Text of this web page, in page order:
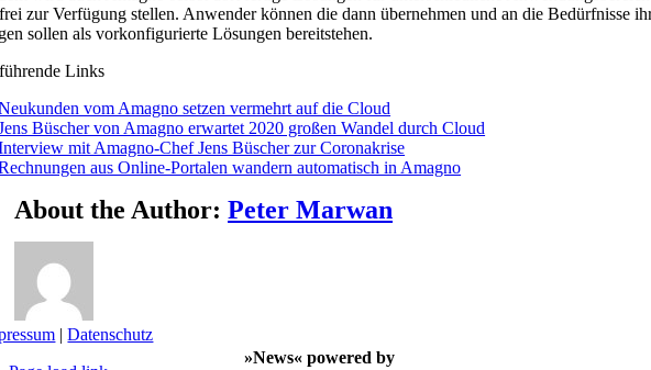
zur Verfügung stellen. Anwender können die dann übernehmen und an die Bedürfnisse
sollen als vorkonfigurierte Lösungen bereitstehen.
Links
vom Amagno setzen vermehrt auf die Cloud
Büscher von Amagno erwartet 2020 großen Wandel durch Cloud
mit Amagno-Chef Jens Büscher zur Coronakrise
aus Online-Portalen wandern automatisch in Amagno
About the Author:Peter Marwan
»News« powered by
|Datenschutz